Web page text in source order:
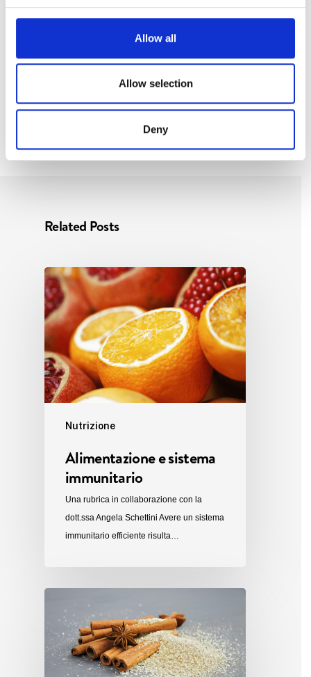
Allow all
Allow selection
Deny
Per chi ama la
pizza
croccante
Related Posts
Nutrizione
Alimentazione e sistema
immunitario
Una rubrica in collaborazione con la
dott.ssa Angela Schettini Avere un sistema
immunitario efficiente risulta…